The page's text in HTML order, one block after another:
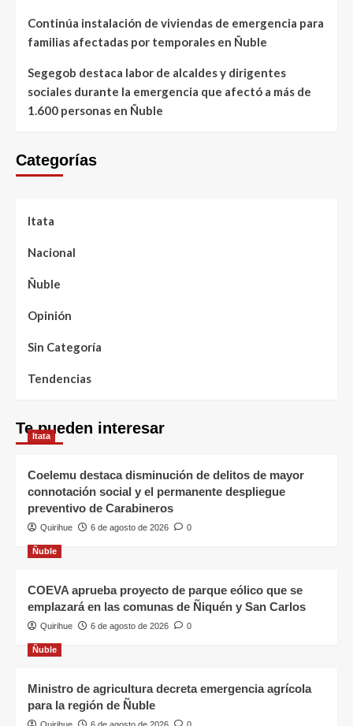
Continúa instalación de viviendas de emergencia para
familias afectadas por temporales en Ñuble
Segegob destaca labor de alcaldes y dirigentes
sociales durante la emergencia que afectó a más de
1.600 personas en Ñuble
Categorías
Itata
Nacional
Ñuble
Opinión
Sin Categoría
Tendencias
Te pueden interesar
Itata
Coelemu destaca disminución de delitos de mayor
connotación social y el permanente despliegue
preventivo de Carabineros
Quirihue 6 de agosto de 2026 0
Ñuble
COEVA aprueba proyecto de parque eólico que se
emplazará en las comunas de Ñiquén y San Carlos
Quirihue 6 de agosto de 2026 0
Ñuble
Ministro de agricultura decreta emergencia agrícola
para la región de Ñuble